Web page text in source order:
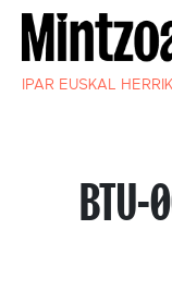
IPAR EUSKAL